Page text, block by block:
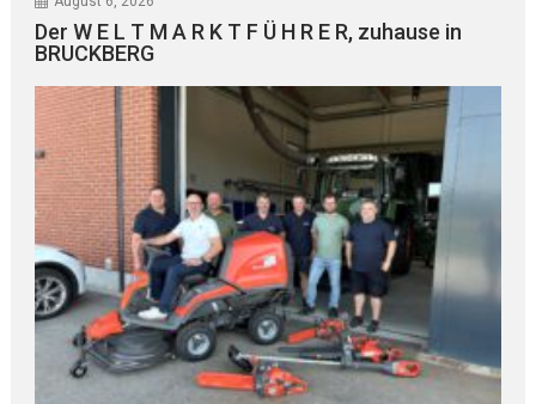
Der W E L T M A R K T F Ü H R E R, zuhause in
BRUCKBERG